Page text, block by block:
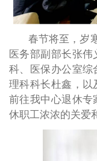
春节将至，岁
医务部副部长张
科、医保办公室综
理科科长杜鑫，以
前往我中心退休专
休职工浓浓的关爱